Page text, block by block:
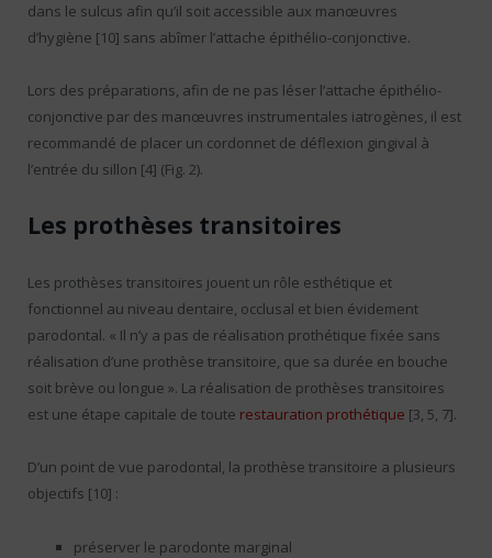
dans le sulcus afin qu’il soit accessible aux manœuvres
d’hygiène [10] sans abîmer l’attache épithélio-conjonctive.
Lors des préparations, afin de ne pas léser l’attache épithélio-
conjonctive par des manœuvres instrumentales iatrogènes, il est
recommandé de placer un cordonnet de déflexion gingival à
l’entrée du sillon [4] (Fig. 2).
Les prothèses transitoires
Les prothèses transitoires jouent un rôle esthétique et
fonctionnel au niveau dentaire, occlusal et bien évidement
parodontal. « Il n’y a pas de réalisation prothétique fixée sans
réalisation d’une prothèse transitoire, que sa durée en bouche
soit brève ou longue ». La réalisation de prothèses transitoires
est une étape capitale de toute restauration prothétique [3, 5, 7].
D’un point de vue parodontal, la prothèse transitoire a plusieurs
objectifs [10] :
préserver le parodonte marginal